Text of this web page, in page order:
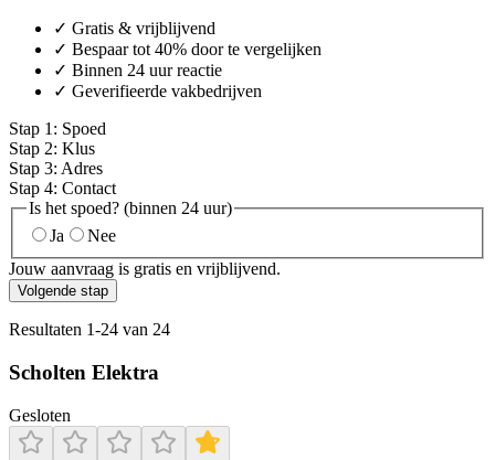
✓ Gratis & vrijblijvend
✓ Bespaar tot 40% door te vergelijken
✓ Binnen 24 uur reactie
✓ Geverifieerde vakbedrijven
Stap 1 : Spoed
Stap 2: Klus
Stap 3: Adres
Stap 4: Contact
Is het spoed? (binnen 24 uur)
Ja
Nee
Jouw aanvraag is gratis en vrijblijvend.
Volgende stap
Resultaten 1-24 van 24
Scholten Elektra
Gesloten